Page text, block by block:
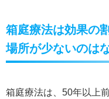
箱庭療法は効果の
場所が少ないのは
箱庭療法は、50年以上